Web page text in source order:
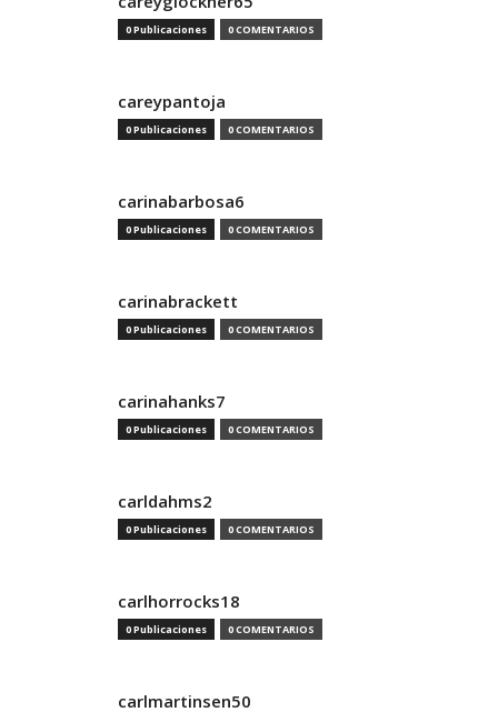
0 Publicaciones 0 COMENTARIOS
careypantoja
0 Publicaciones 0 COMENTARIOS
carinabarbosa6
0 Publicaciones 0 COMENTARIOS
carinabrackett
0 Publicaciones 0 COMENTARIOS
carinahanks7
0 Publicaciones 0 COMENTARIOS
carldahms2
0 Publicaciones 0 COMENTARIOS
carlhorrocks18
0 Publicaciones 0 COMENTARIOS
carlmartinsen50